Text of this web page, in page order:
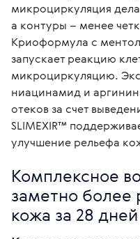
микроциркуляция
а контуры – менее
Криоформула с
запускает реакцию
микроциркуляцию.
ниацинамид и
отеков за счет
SLIMEXIR™
улучшение рельефа
Комплексное
заметно более
кожа за 28 дней